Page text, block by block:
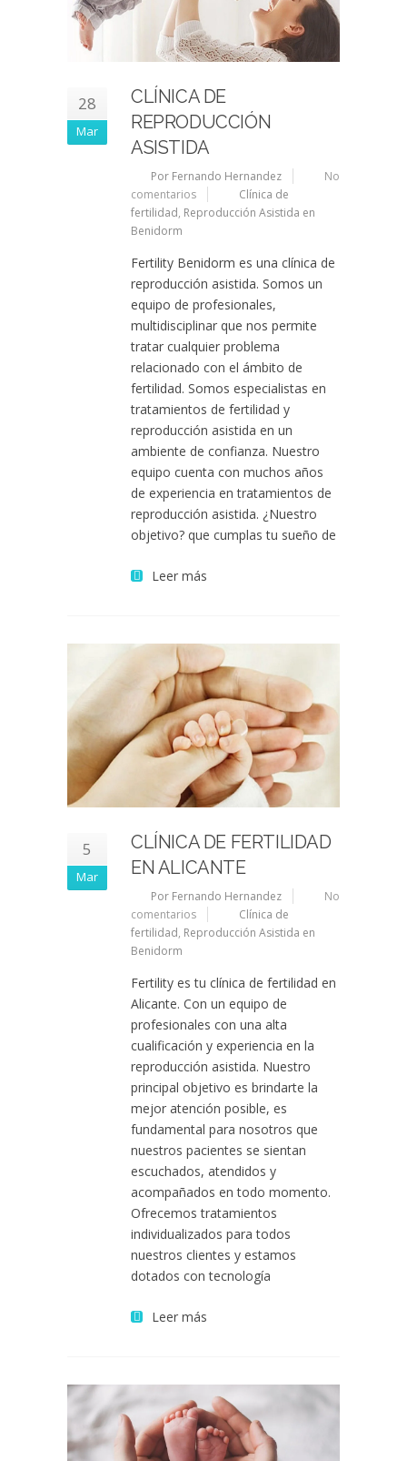
28
Mar
CLÍNICA DE
REPRODUCCIÓN
ASISTIDA
Por Fernando Hernandez
No
comentarios
Clínica de
fertilidad, Reproducción Asistida en
Benidorm
Fertility Benidorm es una clínica de
reproducción asistida. Somos un
equipo de profesionales,
multidisciplinar que nos permite
tratar cualquier problema
relacionado con el ámbito de
fertilidad. Somos especialistas en
tratamientos de fertilidad y
reproducción asistida en un
ambiente de confianza. Nuestro
equipo cuenta con muchos años
de experiencia en tratamientos de
reproducción asistida. ¿Nuestro
objetivo? que cumplas tu sueño de
Leer más
5
Mar
CLÍNICA DE FERTILIDAD
EN ALICANTE
Por Fernando Hernandez
No
comentarios
Clínica de
fertilidad, Reproducción Asistida en
Benidorm
Fertility es tu clínica de fertilidad en
Alicante. Con un equipo de
profesionales con una alta
cualificación y experiencia en la
reproducción asistida. Nuestro
principal objetivo es brindarte la
mejor atención posible, es
fundamental para nosotros que
nuestros pacientes se sientan
escuchados, atendidos y
acompañados en todo momento.
Ofrecemos tratamientos
individualizados para todos
nuestros clientes y estamos
dotados con tecnología
Leer más